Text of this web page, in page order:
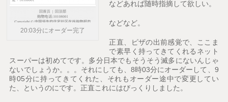
20:03分にオーダー完了
などあれば随時指摘して欲しい。
などなど。
正直、ピザの出前感覚で、ここま
で素早く持ってきてくれるネット
スーパーは初めてです。多分日本でもそうそう滅多にないんじゃ
ないでしょうか。。。それにしても、8時03分にオーダーして、9
時05分に持ってきてくれた、それもオーダー途中で変更してい
た、というのにです。正直これにはびっくりしました。